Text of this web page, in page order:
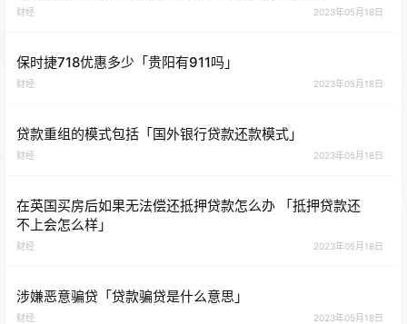
财经 2023年05月18日
保时捷718优惠多少「贵阳有911吗」
财经 2023年05月18日
贷款重组的模式包括「国外银行贷款还款模式」
财经 2023年05月18日
在英国买房后如果无法偿还抵押贷款怎么办 「抵押贷款还
不上会怎么样」
财经 2023年05月18日
涉嫌恶意骗贷「贷款骗贷是什么意思」
财经 2023年05月18日